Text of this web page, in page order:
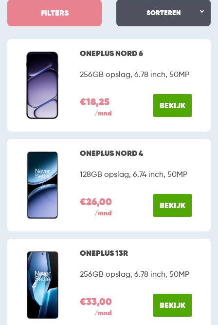
SORTEREN
FILTERS
ONEPLUS NORD 6
256GB opslag, 6.78 inch, 50MP
€18,25
/mnd
BEKIJK
ONEPLUS NORD 4
128GB opslag, 6.74 inch, 50MP
€26,00
/mnd
BEKIJK
ONEPLUS 13R
256GB opslag, 6.78 inch, 50MP
€33,00
/mnd
BEKIJK